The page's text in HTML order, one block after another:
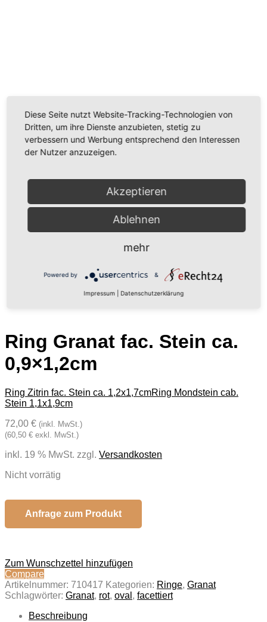
zu Ihren Aktivitäten sammeln. Bitte lesen Sie die Details
durch und stimmen Sie der Nutzung des Service zu,
um dieses Video anzusehen.
Akzeptieren
Usercentrics Consent Management
Ring Granat fac. Stein ca.
0,9×1,2cm
Ring Zitrin fac. Stein ca. 1,2x1,7cmRing Mondstein cab.
Stein 1,1x1,9cm
72,00 € (inkl. MwSt.)
(60,50 € exkl. MwSt.)
inkl. 19 % MwSt. zzgl. Versandkosten
Nicht vorrätig
Anfrage zum Produkt
Zum Wunschzettel hinzufügen
Compare
Artikelnummer: 710417 Kategorien: Ringe, Granat
Schlagwörter: Granat, rot, oval , facettiert
Beschreibung
Diese Seite nutzt Website-Tracking-Technologien von
Dritten, um ihre Dienste anzubieten, stetig zu
verbessern und Werbung entsprechend den Interessen
der Nutzer anzuzeigen.
Akzeptieren
Ablehnen
mehr
Powered by &
Impressum Datenschutzerklärung